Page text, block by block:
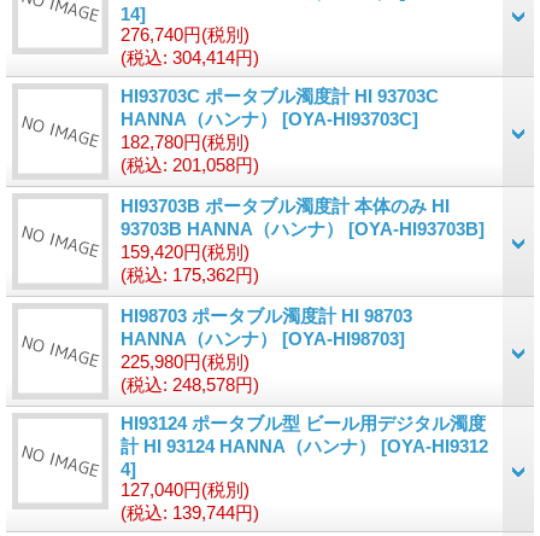
14]
276,740円(税別)
(税込: 304,414円)
HI93703C ポータブル濁度計 HI 93703C
HANNA（ハンナ） [OYA-HI93703C]
182,780円(税別)
(税込: 201,058円)
HI93703B ポータブル濁度計 本体のみ HI
93703B HANNA（ハンナ） [OYA-HI93703B]
159,420円(税別)
(税込: 175,362円)
HI98703 ポータブル濁度計 HI 98703
HANNA（ハンナ） [OYA-HI98703]
225,980円(税別)
(税込: 248,578円)
HI93124 ポータブル型 ビール用デジタル濁度
計 HI 93124 HANNA（ハンナ） [OYA-HI9312
4]
127,040円(税別)
(税込: 139,744円)